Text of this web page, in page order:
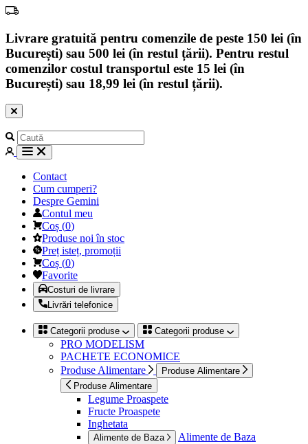
Livrare gratuită pentru comenzile de peste 150 lei (în
București) sau 500 lei (în restul țării). Pentru restul
comenzilor costul transportul este 15 lei (în
București) sau 18,99 lei (în restul țării).
Contact
Cum cumperi?
Despre Gemini
Contul meu
Coș (0)
Produse noi în stoc
Preț isteț, promoții
Coș (0)
Favorite
Costuri de livrare
Livrări telefonice
Categorii produse Categorii produse
PRO MODELISM
PACHETE ECONOMICE
Produse Alimentare
Produse Alimentare
Produse Alimentare
Legume Proaspete
Fructe Proaspete
Inghetata
Alimente de Baza Alimente de Baza